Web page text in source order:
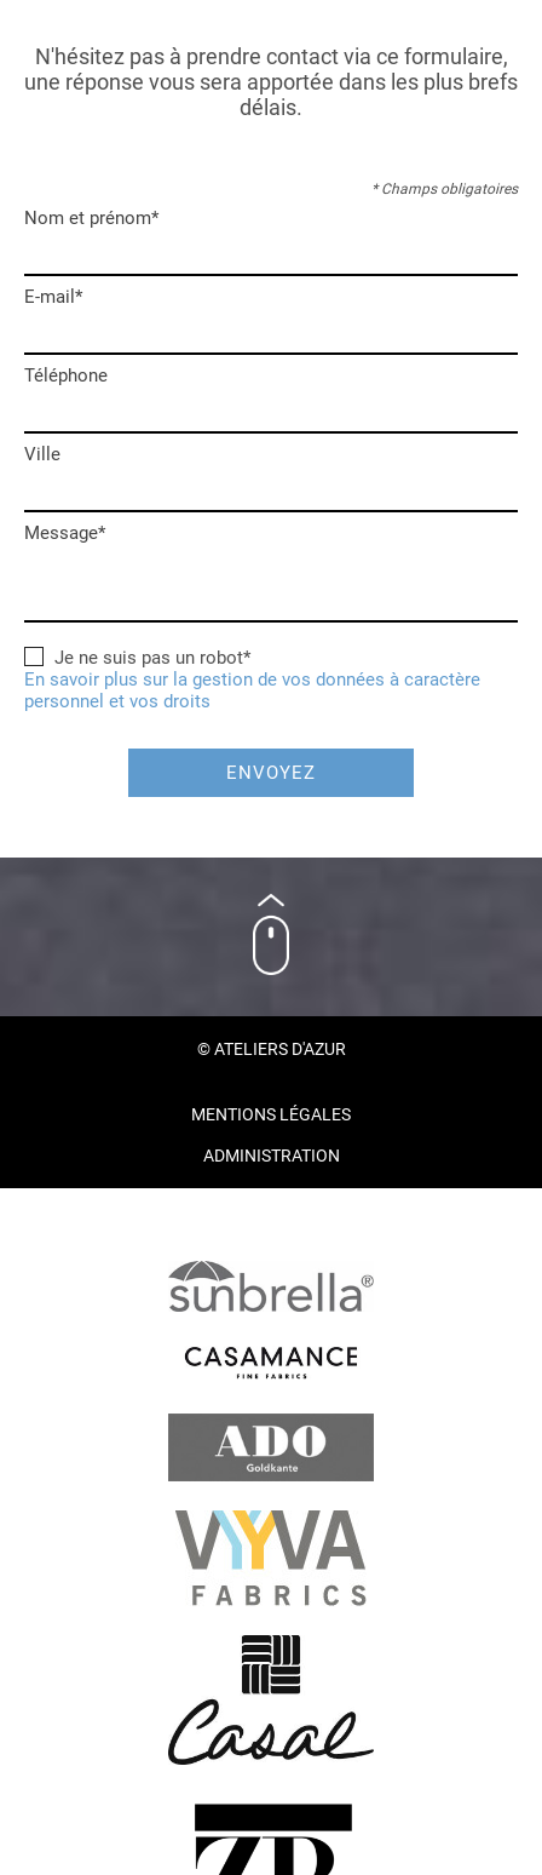
N'hésitez pas à prendre contact via ce formulaire,
une réponse vous sera apportée dans les plus brefs
délais.
* Champs obligatoires
Nom et prénom*
E-mail*
Téléphone
Ville
Message*
Je ne suis pas un robot*
En savoir plus sur la gestion de vos données à caractère
personnel et vos droits
ENVOYEZ
© ATELIERS D'AZUR
MENTIONS LÉGALES
ADMINISTRATION